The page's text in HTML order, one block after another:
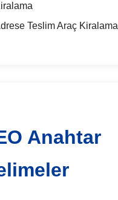
Teslim Araç Kiralama
Anahtar